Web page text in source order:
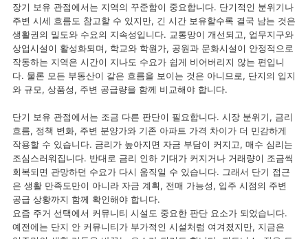
장기 보유 관점에서는 지역의 꾸준함이 중요합니다. 단기적인 분위기나
주변 시세 흐름도 참고할 수 있지만, 긴 시간 보유할수록 결국 남는 것은
생활권의 밀도와 수요의 지속성입니다. 교통망이 개선되고, 업무지구와
상업시설이 활성화되며, 학교와 학원가, 공원과 문화시설이 안정적으로
작동하는 지역은 시간이 지나도 수요가 쉽게 비어버리지 않는 편입니
다. 물론 모든 부동산이 같은 흐름을 보이는 것은 아니므로, 단지의 입지
와 규모, 상품성, 주변 공급량을 함께 비교해야 합니다.
단기 보유 관점에서는 조금 다른 판단이 필요합니다. 시장 분위기, 금리
흐름, 정책 변화, 주변 분양가와 기존 아파트 가격 차이가 더 민감하게
작용할 수 있습니다. 금리가 높아지면 자금 부담이 커지고, 매수 심리는
조심스러워집니다. 반대로 금리 인하 기대가 커지거나 거래량이 조금씩
회복되면 관망하던 수요가 다시 움직일 수 있습니다. 그래서 단기 접근
은 생활 만족도만이 아니라 자금 계획, 전매 가능성, 입주 시점의 주변
공급 상황까지 함께 확인해야 합니다.
요즘 주거 선택에서 커뮤니티 시설도 중요한 판단 요소가 되었습니다.
예전에는 단지 안 커뮤니티가 부가적인 시설처럼 여겨졌지만, 지금은